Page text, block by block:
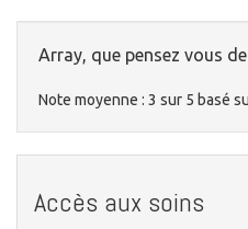
Array, que pensez vous
Note moyenne : 3 sur 5 basé
Accès aux soins